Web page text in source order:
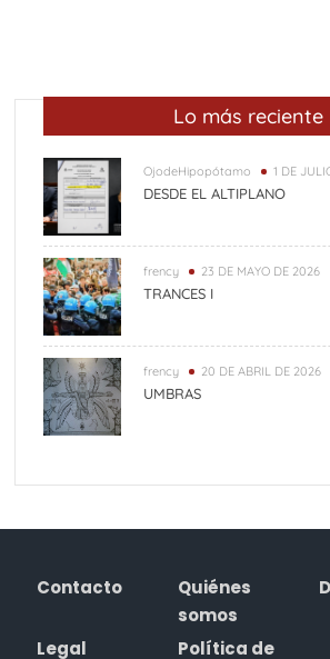
Lo más reciente
OjodeHipopótamo 1 DE
DESDE EL ALTIPLANO
frency 23 DE MAYO DE 2026
TRANCES I
frency 20 DE ABRIL DE 2026
UMBRAS
Contacto
Quiénes
somos
Legal Política de